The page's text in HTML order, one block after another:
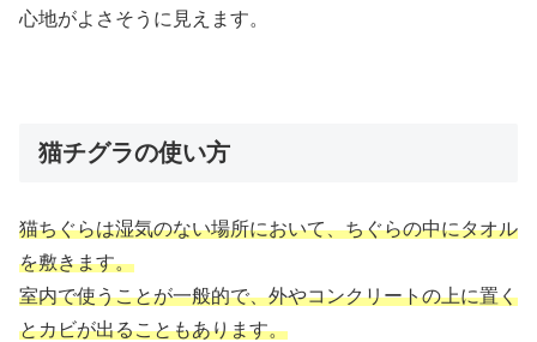
心地がよさそうに見えます。
猫チグラの使い方
猫ちぐらは湿気のない場所において、ちぐらの中にタオル
を敷きます。
室内で使うことが一般的で、外やコンクリートの上に置く
とカビが出ることもあります。